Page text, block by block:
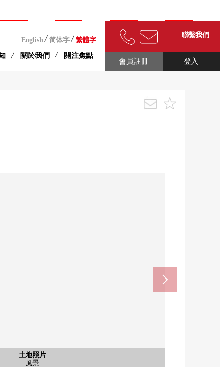
English 简体字 繁體字
關於我們 關注焦點
聯繫我們
登入
會員註冊
土地照片
風景
土地照片
風景
含有前面道路的外觀
風景
土地照片
風景
含有前面道路的外觀
共有部分
含有前面道路的外觀
院子
土地照片
風景
含有前面道路的外觀
風景
含有前面道路的外觀
風景
含有前面道路的外觀
風景
站(名鐵津島線)(約370m)